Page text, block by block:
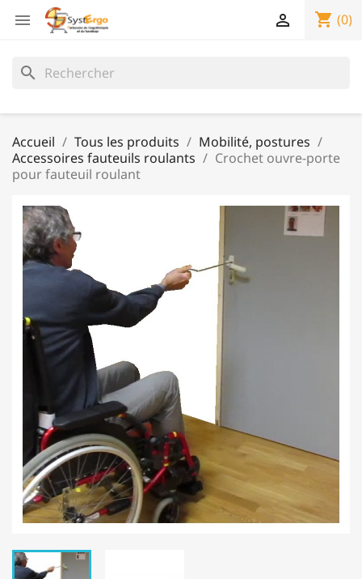
 shopping_cart (0)

search
Accueil Tous les produits
Mobilité, postures
Accessoires fauteuils roulants
Crochet ouvre-porte
pour fauteuil roulant